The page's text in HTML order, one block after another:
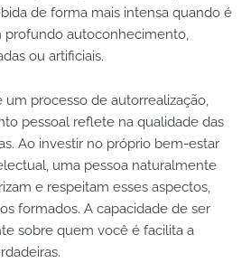
de forma mais intensa quando é
autoconhecimento,
ou artificiais.
processo de autorrealização,
pessoal reflete na qualidade das
Ao investir no próprio bem-estar
uma pessoa naturalmente
e respeitam esses aspectos,
formados. A capacidade de ser
sobre quem você é facilita a